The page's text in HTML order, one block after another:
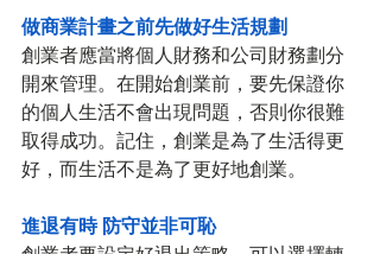
做商業計畫之前先做好生活規劃
創業者應當將個人財務和公司財務劃分
開來管理。在開始創業前，要先保證你
的個人生活不會出現問題，否則你很難
取得成功。記住，創業是為了生活得更
好，而生活不是為了更好地創業。
進退有時 防守並非可恥